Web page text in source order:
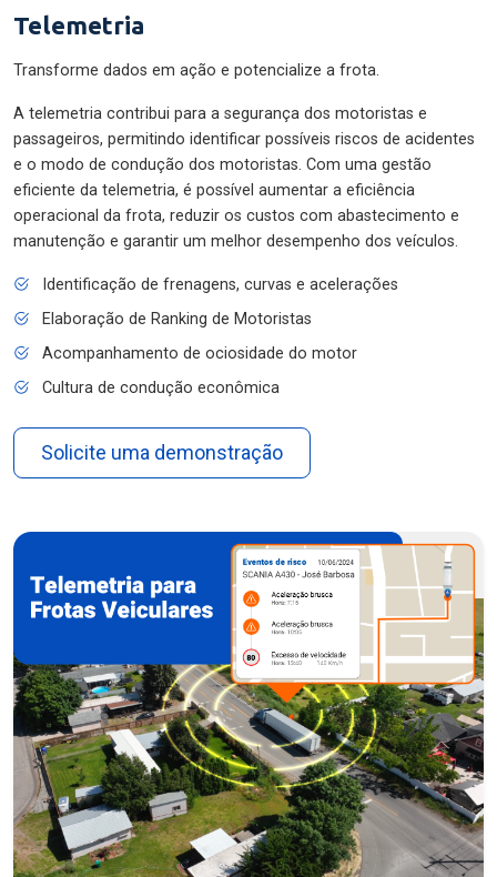
Telemetria
Transforme dados em ação e potencialize a frota.
A telemetria contribui para a segurança dos motoristas e
passageiros, permitindo identificar possíveis riscos de acidentes
e o modo de condução dos motoristas. Com uma gestão
eficiente da telemetria, é possível aumentar a eficiência
operacional da frota, reduzir os custos com abastecimento e
manutenção e garantir um melhor desempenho dos veículos.
Identificação de frenagens, curvas e acelerações
Elaboração de Ranking de Motoristas
Acompanhamento de ociosidade do motor
Cultura de condução econômica
Solicite uma demonstração